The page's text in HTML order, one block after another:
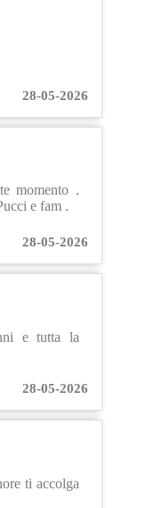
28-05-2026
momento .
e fam .
28-05-2026
e tutta la
28-05-2026
ti accolga